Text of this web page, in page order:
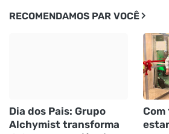
RECOMENDAMOS PAR VOCÊ
Dia dos Pais: Grupo
Alchymist transforma
Com